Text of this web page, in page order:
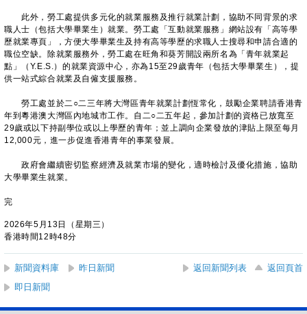
此外，勞工處提供多元化的就業服務及推行就業計劃，協助不同背景的求
職人士（包括大學畢業生）就業。勞工處「互動就業服務」網站設有「高等學
歷就業專頁」，方便大學畢業生及持有高等學歷的求職人士搜尋和申請合適的
職位空缺。除就業服務外，勞工處在旺角和葵芳開設兩所名為「青年就業起
點」（Y.E.S.）的就業資源中心，亦為15至29歲青年（包括大學畢業生），提
供一站式綜合就業及自僱支援服務。
勞工處並於二○二三年將大灣區青年就業計劃恆常化，鼓勵企業聘請香港青
年到粵港澳大灣區內地城市工作。自二○二五年起，參加計劃的資格已放寬至
29歲或以下持副學位或以上學歷的青年；並上調向企業發放的津貼上限至每月
12,000元，進一步促進香港青年的事業發展。
政府會繼續密切監察經濟及就業市場的變化，適時檢討及優化措施，協助
大學畢業生就業。
完
2026年5月13日（星期三）
香港時間12時48分
新聞資料庫 昨日新聞 返回新聞列表
返回頁首
即日新聞